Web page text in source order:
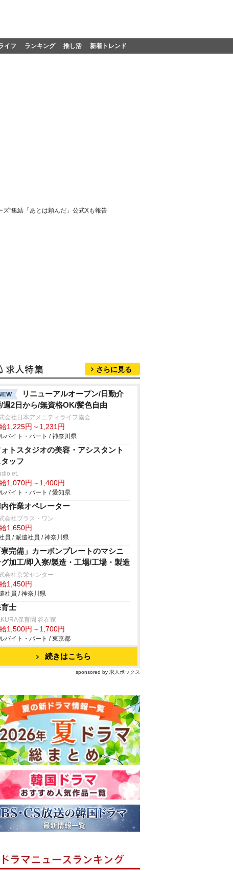
イフ ランキング 推し活 新着トレンド
”集結「あとは頼んだ」公式Xも報告
さらに見る
リニューアルオープン/日勤介
週2日から/無資格OK/髪色自由
会社日本アメニティライフ協会
1,225円～1,231円
バイト・パート / 神奈川県
トスタジオの美容・アシスタント
タッフ
et.
1,070円～1,400円
バイト・パート / 愛知県
作業オペレーター
会社プラス・ワン
1,650円
員 / 派遣社員 / 神奈川県
寮完備」カーボンプレートのマシニ
グ加工/即入寮/製造・工場/工場・製造
会社京栄センター
1,450円
社員 / 神奈川県
士
保育園 谷在家
1,500円～1,700円
バイト・パート / 東京都
続きはこちら
sponsored by 求人ボックス